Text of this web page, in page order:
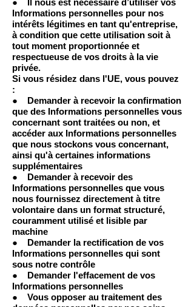
Informations personnelles pour nos
intérêts légitimes en tant qu'entreprise,
à condition que cette utilisation soit à
tout moment proportionnée et
respectueuse de vos droits à la vie
privée.
Si vous résidez dans l'UE, vous pouvez
:
● Demander à recevoir la confirmation
que des Informations personnelles vous
concernant sont traitées ou non, et
accéder aux Informations personnelles
que nous stockons vous concernant,
ainsi qu'à certaines informations
supplémentaires
● Demander à recevoir des
Informations personnelles que vous
nous fournissez directement à titre
volontaire dans un format structuré,
couramment utilisé et lisible par
machine
● Demander la rectification de vos
Informations personnelles qui sont
sous notre contrôle
● Demander l'effacement de vos
Informations personnelles
● Vous opposer au traitement des